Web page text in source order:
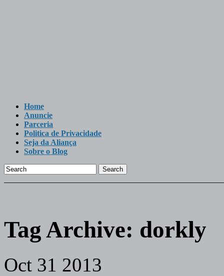
Home
Anuncie
Parceria
Politica de Privacidade
Seja da Aliança
Sobre o Blog
Search
Tag Archive: dorkly
Oct 31 2013